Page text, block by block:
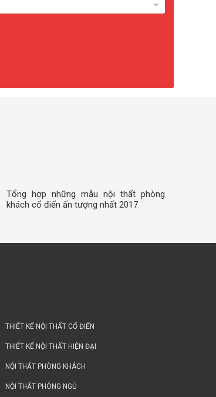
Tổng hợp những mẫu nội thất phòng
khách cổ điển ấn tượng nhất 2017
THIẾT KẾ NỘI THẤT CỔ ĐIỂN
THIẾT KẾ NỘI THẤT HIỆN ĐẠI
NỘI THẤT PHÒNG KHÁCH
NỘI THẤT PHÒNG NGỦ